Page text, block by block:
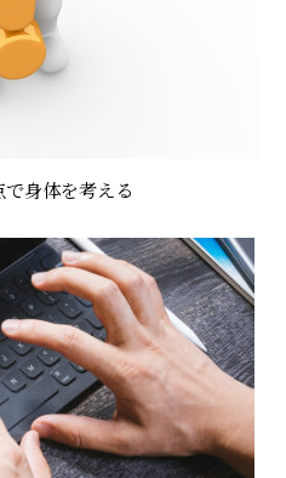
身体を考える